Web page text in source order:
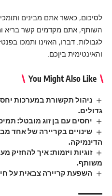
לסיכום, כאשר אתם מבינים
השותף, אתם מקדמים קשר בריא
לגבולות. דברו, האזינו ותמכו
והאינטימית ביןכם.
You Might Also Like
ניהול תקשורת במערכות
גדולים.
יחסים עם בן זוג מובטל: תמיכה
שינויים בקריירה של אחד
הדינמיקה.
זוגיות ויזמות: איך להחזיק
משותף.
השפעת קריירה צבאית על